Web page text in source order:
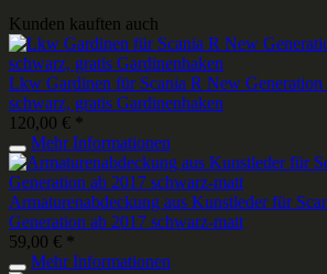
Kunden kauften auch
Lkw Gardinen für Scania R New Generation
schwarz, gratis Gardinenhaken
120,00 € *
Mehr Informationen
Armaturenabdeckung aus Kunstleder für
Generation ab 2017 schwarz-matt
59,00 € *
Mehr Informationen